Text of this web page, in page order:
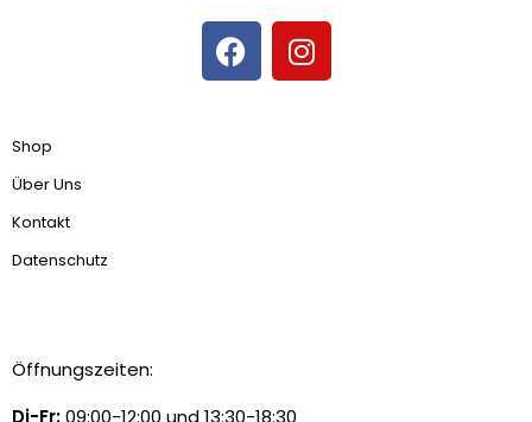
Shop
Über Uns
Kontakt
Datenschutz
Öffnungszeiten:
Di-Fr:09:00-12:00 und 13:30-18:30